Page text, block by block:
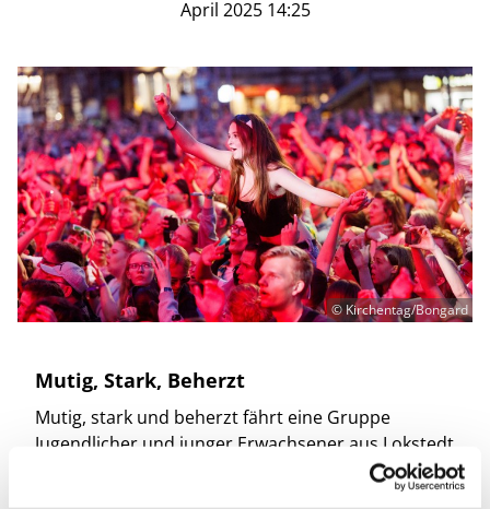
April 2025 14:25
© Kirchentag/Bongard
Mutig, Stark, Beherzt
Mutig, stark und beherzt fährt eine Gruppe
Jugendlicher und junger Erwachsener aus Lokstedt
zum Kirchentag nach Hannover. Nach den letzten
Teilnahmen in Dortmund und Nürnberg sind wir